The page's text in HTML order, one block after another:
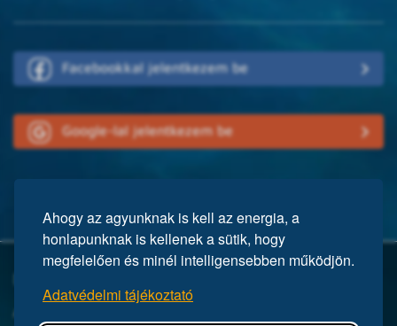
Ahogy az agyunknak is kell az energia, a
honlapunknak is kellenek a sütik, hogy
megfelelően és minél intelligensebben működjön.
Adatvédelmi tájékoztató
Facebookkal jelentkezem be
Google-lal jelentkezem be
A Mensa egy nemzetközi egyesület, közel 150 ezer taggal a világ